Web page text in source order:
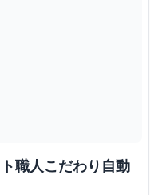
職人こだわり自動